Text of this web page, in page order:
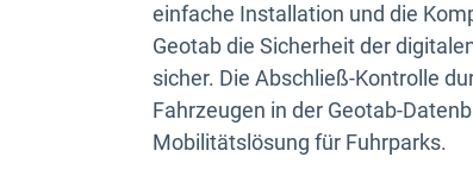
einfache Installation und die
Geotab die Sicherheit der
sicher. Die Abschließ-Kontrolle
Fahrzeugen in der Geotab-
Mobilitätslösung für Fuhrparks.